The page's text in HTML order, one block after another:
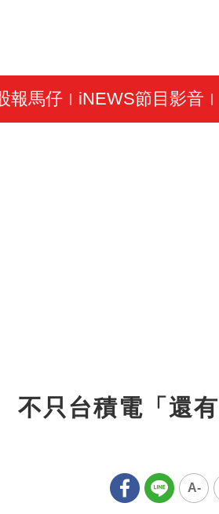
報馬仔| iNEWS節目影音
不只台積電「還
A-